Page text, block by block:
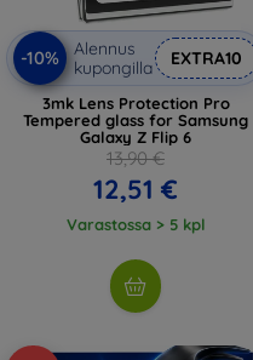
-10%
Alennus
kupongilla
EXTRA10
3mk Lens Protection Pro
Tempered glass for Samsung
Galaxy Z Flip 6
13,90 €
12,51 €
Varastossa > 5 kpl